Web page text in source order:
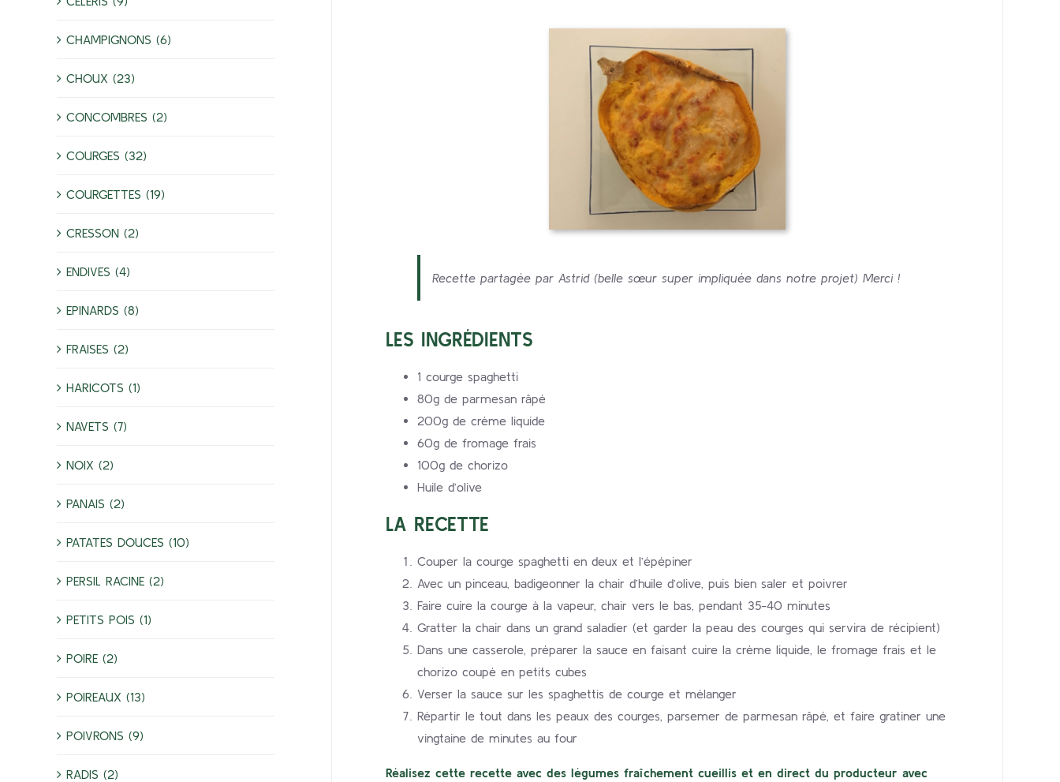
Recette partagée par Astrid (belle sœur super impliquée dans notre projet) Merci !
LES INGRÉDIENTS
1 courge spaghetti
80g de parmesan râpé
200g de crème liquide
60g de fromage frais
100g de chorizo
Huile d’olive
LA RECETTE
Couper la courge spaghetti en deux et l’épépiner
Avec un pinceau, badigeonner la chair d’huile d’olive, puis bien saler et poivrer
Faire cuire la courge à la vapeur, chair vers le bas, pendant 35-40 minutes
Gratter la chair dans un grand saladier (et garder la peau des courges qui servira de récipient)
Dans une casserole, préparer la sauce en faisant cuire la crème liquide, le fromage frais et le
chorizo coupé en petits cubes
Verser la sauce sur les spaghettis de courge et mélanger
Répartir le tout dans les peaux des courges, parsemer de parmesan râpé, et faire gratiner une
vingtaine de minutes au four
Réalisez cette recette avec des légumes fraîchement cueillis et en direct du producteur avec
CHAMPIGNONS (6)
CHOUX (23)
CONCOMBRES (2)
COURGES (32)
COURGETTES (19)
CRESSON (2)
ENDIVES (4)
EPINARDS (8)
FRAISES (2)
HARICOTS (1)
NAVETS (7)
NOIX (2)
PANAIS (2)
PATATES DOUCES (10)
PERSIL RACINE (2)
PETITS POIS (1)
POIRE (2)
POIREAUX (13)
POIVRONS (9)
RADIS (2)